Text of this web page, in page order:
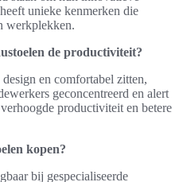
unieke kenmerken die
werkplekken.
de productiviteit?
en comfortabel zitten,
geconcentreerd en alert
productiviteit en betere
kopen?
bij gespecialiseerde